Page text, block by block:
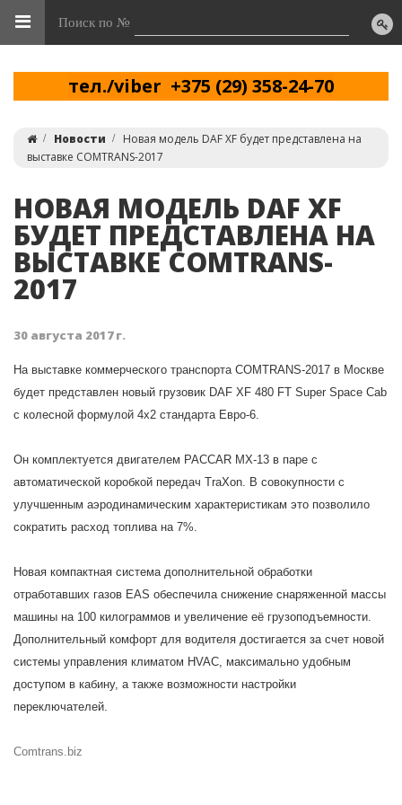
Поиск по №
тел./viber +375 (29) 358-24-70
Новости
Новая модель DAF XF будет представлена на
выставке COMTRANS-2017
НОВАЯ МОДЕЛЬ DAF XF
БУДЕТ ПРЕДСТАВЛЕНА НА
ВЫСТАВКЕ COMTRANS-
2017
30 августа 2017 г.
На выставке коммерческого транспорта COMTRANS-2017 в Москве
будет представлен новый грузовик DAF XF 480 FT Super Space Cab
с колесной формулой 4x2 стандарта Евро-6.
Он комплектуется двигателем PACCAR MX-13 в паре с
автоматической коробкой передач TraXon. В совокупности с
улучшенным аэродинамическим характеристикам это позволило
сократить расход топлива на 7%.
Новая компактная система дополнительной обработки
отработавших газов EAS обеспечила снижение снаряженной массы
машины на 100 килограммов и увеличение её грузоподъемности.
Дополнительный комфорт для водителя достигается за счет новой
системы управления климатом HVAC, максимально удобным
доступом в кабину, а также возможности настройки
переключателей.
Comtrans.biz